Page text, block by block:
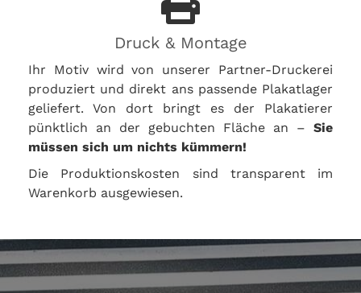
Druck & Montage
Ihr Motiv wird von unserer Partner-Druckerei
produziert und direkt ans passende Plakatlager
geliefert. Von dort bringt es der Plakatierer
pünktlich an der gebuchten Fläche an – Sie
müssen sich um nichts kümmern!
Die Produktionskosten sind transparent im
Warenkorb ausgewiesen.